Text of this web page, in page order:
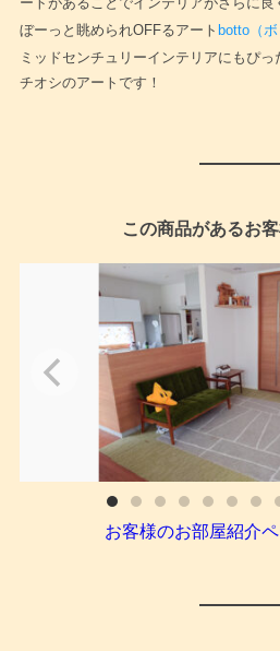
ぼーっと眺められOFFるアート botto（ボ
ミッドセンチュリーインテリアにもぴ
チオシのアートです！
この商品があるお